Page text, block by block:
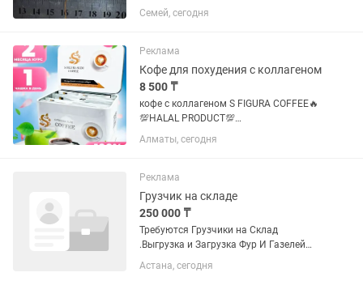
неприметного на первый взгляд хлама,
но это не так.В наше время это стоит
было много заводов по...
Семей, сегодня
Реклама
Кофе для похудения с коллагеном
8 500 ₸
кофе с коллагеном S FIGURA COFFEE🔥
💯HALAL PRODUCT💯
ORIGINAL💯Франция улучшает
пищеварение; помогает
способствует уменьшению жировых
отложений и улучшению обмена
веществ в...
Алматы, сегодня
Реклама
Грузчик на складе
250 000 ₸
Требуются Грузчики на Склад
.Выгрузка и Загрузка Фур И Газелей
Сортировка товаров на складе Работа
в две смены 1 смена с 09:00 до 18:00
Астана, сегодня